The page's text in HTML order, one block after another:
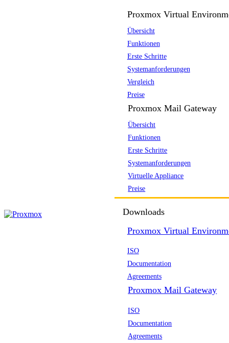
Proxmox Virtual
Übersicht
Funktionen
Erste Schritte
Systemanforderungen
Vergleich
Preise
Proxmox Mail Gateway
Übersicht
Funktionen
Erste Schritte
Systemanforderungen
Virtuelle Appliance
Preise
Downloads
Proxmox Virtual
ISO
Documentation
Agreements
Proxmox Mail Gateway
ISO
Documentation
Agreements